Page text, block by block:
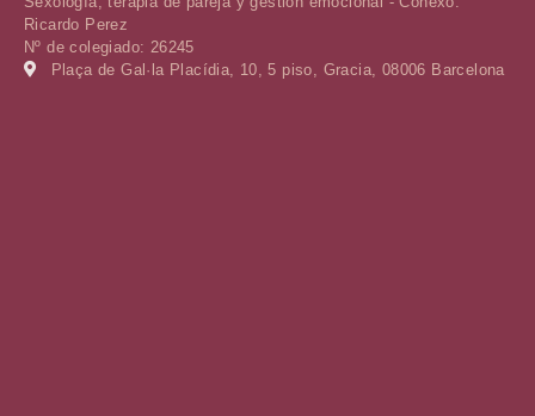
Ricardo Perez
Nº de colegiado: 26245
Plaça de Gal·la Placídia, 10, 5 piso, Gracia, 08006 Barcelona